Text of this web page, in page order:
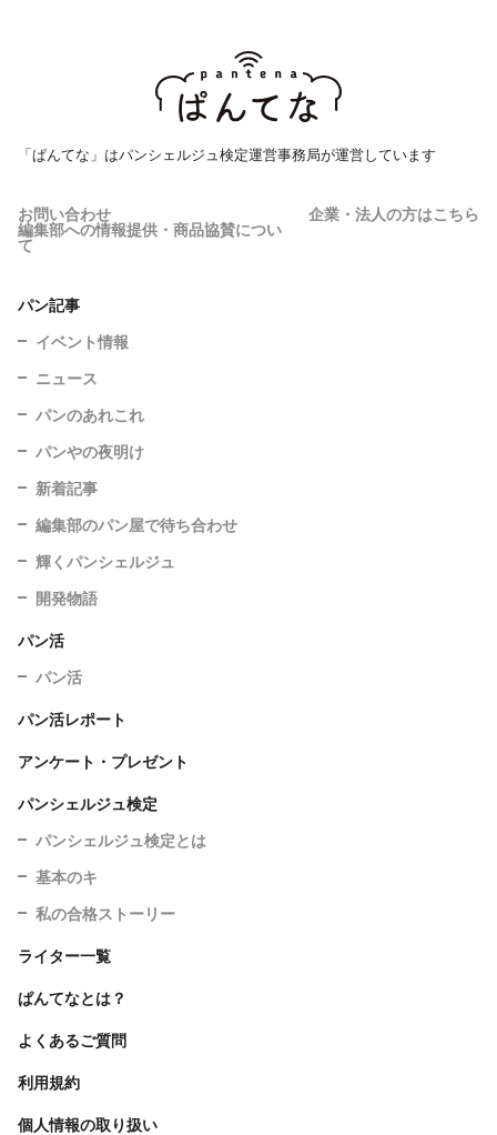
「ぱんてな」はパンシェルジュ検定運営事務局が運営しています
お問い合わせ 企業・法人の方はこちら
編集部への情報提供・商品協賛につい
て
パン記事
イベント情報
ニュース
パンのあれこれ
パンやの夜明け
新着記事
編集部のパン屋で待ち合わせ
輝くパンシェルジュ
開発物語
パン活
パン活
パン活レポート
アンケート・プレゼント
パンシェルジュ検定
パンシェルジュ検定とは
基本のキ
私の合格ストーリー
ライター一覧
ぱんてなとは？
よくあるご質問
利用規約
個人情報の取り扱い